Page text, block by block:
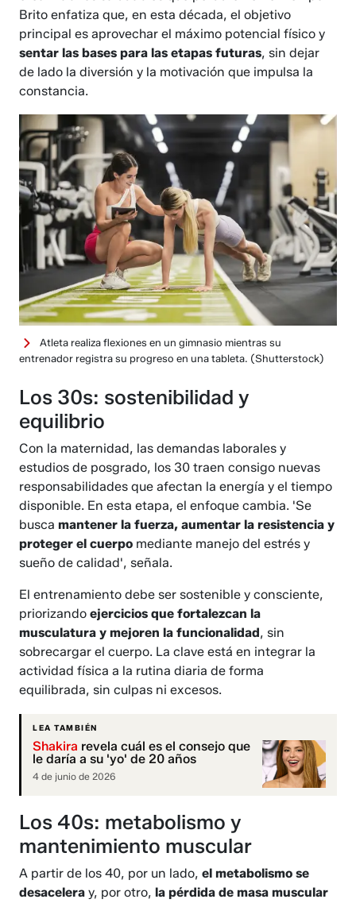
Brito enfatiza que, en esta década, el objetivo
principal es aprovechar el máximo potencial físico y
sentar las bases para las etapas futuras, sin dejar
de lado la diversión y la motivación que impulsa la
constancia.
Atleta realiza flexiones en un gimnasio mientras su
entrenador registra su progreso en una tableta. (Shutterstock)
Los 30s: sostenibilidad y
equilibrio
Con la maternidad, las demandas laborales y
estudios de posgrado, los 30 traen consigo nuevas
responsabilidades que afectan la energía y el tiempo
disponible. En esta etapa, el enfoque cambia. 'Se
buscamantener la fuerza, aumentar la resistencia y
proteger el cuerpo mediante manejo del estrés y
sueño de calidad', señala.
El entrenamiento debe ser sostenible y consciente,
priorizandoejercicios que fortalezcan la
musculatura y mejoren la funcionalidad, sin
sobrecargar el cuerpo. La clave está en integrar la
actividad física a la rutina diaria de forma
equilibrada, sin culpas ni excesos.
LEA TAMBIÉN
Shakira revela cuál es el consejo que
le daría a su 'yo' de 20 años
4 de junio de 2026
Los 40s: metabolismo y
mantenimiento muscular
A partir de los 40, por un lado,el metabolismo se
desacelera y, por otro, la pérdida de masa muscular